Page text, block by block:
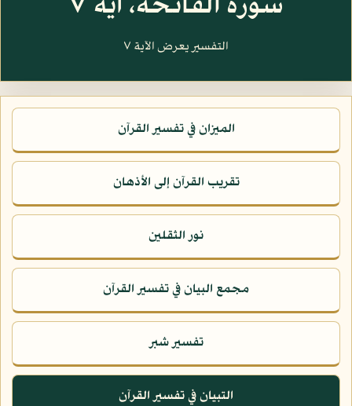
سورة الفاتحة، آية ٧
التفسير يعرض الآية ٧
الميزان في تفسير القرآن
تقريب القرآن إلى الأذهان
نور الثقلين
مجمع البيان في تفسير القرآن
تفسير شبر
التبيان في تفسير القرآن